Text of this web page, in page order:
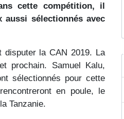
cette compétition, il
sélectionnés avec
la CAN 2019. La
prochain. Samuel Kalu,
sélectionnés pour cette
en poule, le
Tanzanie.